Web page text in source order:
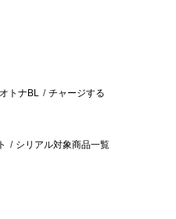
オトナBL チャージする
シリアル対象商品一覧